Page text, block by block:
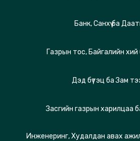
Банк, Санхүү ба
Газрын тос, Байгалийн хий
Дэд бүтэц ба Зам
Засгийн газрын харилцаа
Инженеринг, Худалдан авах